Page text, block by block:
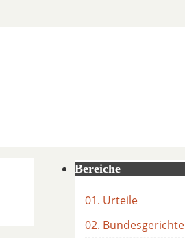
Bereiche
01. Urteile
02. Bundesgerichte